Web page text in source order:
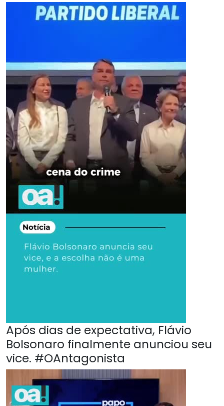
Após dias de expectativa, Flávio
Bolsonaro finalmente anunciou seu
vice. #OAntagonista